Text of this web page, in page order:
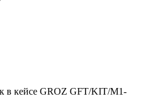
в кейсе GROZ GFT/KIT/M1-